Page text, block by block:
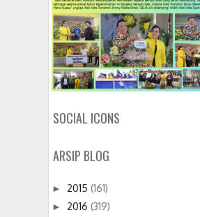
SOCIAL ICONS
ARSIP BLOG
► 2015 (161)
► 2016 (319)